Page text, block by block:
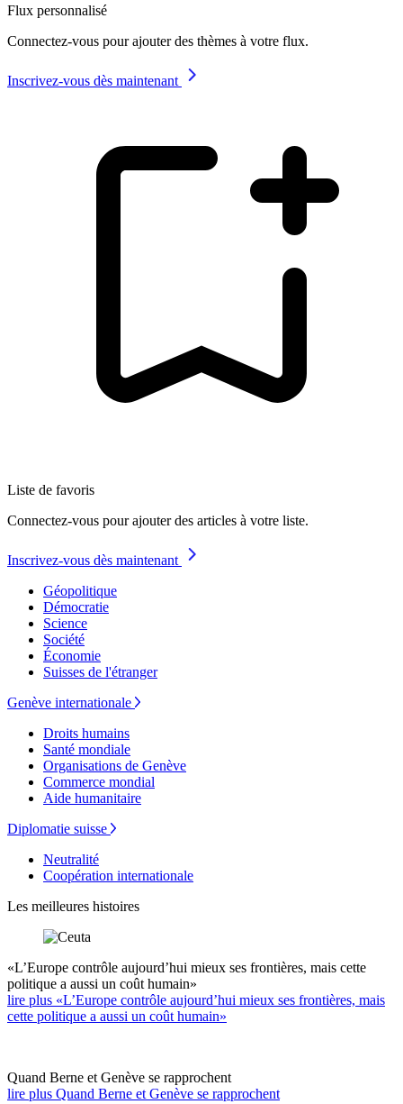
Flux personnalisé
Connectez-vous pour ajouter des thèmes à votre flux.
Inscrivez-vous dès maintenant
Liste de favoris
Connectez-vous pour ajouter des articles à votre liste.
Inscrivez-vous dès maintenant
Géopolitique
Démocratie
Science
Société
Économie
Suisses de l'étranger
Genève internationale
Droits humains
Santé mondiale
Organisations de Genève
Commerce mondial
Aide humanitaire
Diplomatie suisse
Neutralité
Coopération internationale
Les meilleures histoires
«L’Europe contrôle aujourd’hui mieux ses frontières, mais cette
politique a aussi un coût humain»
lire plus «L’Europe contrôle aujourd’hui mieux ses frontières, mais
cette politique a aussi un coût humain»
Quand Berne et Genève se rapprochent
lire plus Quand Berne et Genève se rapprochent